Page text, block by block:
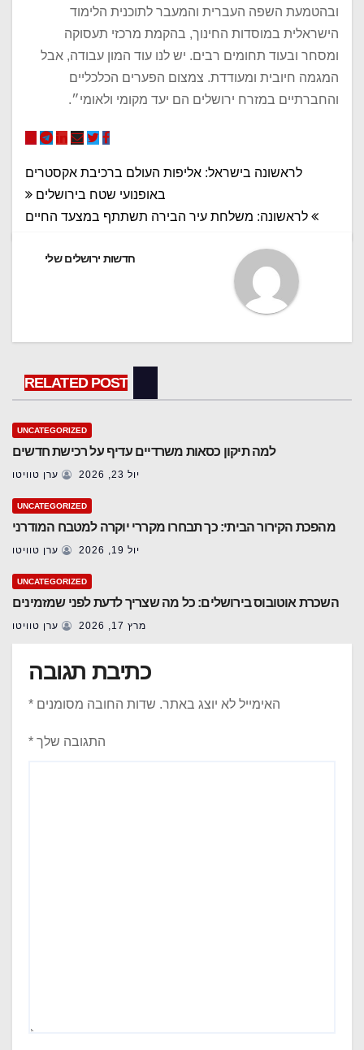
ובהטמעת השפה העברית והמעבר לתוכנית הלימוד
הישראלית במוסדות החינוך, בהקמת מרכזי תעסוקה
ומסחר ובעוד תחומים רבים. יש לנו עוד המון עבודה, אבל
המגמה חיובית ומעודדת. צמצום הפערים הכלכליים
והחברתיים במזרח ירושלים הם יעד מקומי ולאומי״.
ניווטלראשונה בישראל: אליפות העולם ברכיבת אקסטרים
באופנועי שטח בירושלים
לראשונה: משלחת עיר הבירה תשתתף במצעד החיים
חדשות ‫ירושלים שלי
RELATED POST
UNCATEGORIZED
למה תיקון כסאות משרדיים עדיף על רכישת חדשים
יול 23, 2026 ערן טוויטו
UNCATEGORIZED
מהפכת הקירור הביתי: כך תבחרו מקררי יוקרה למטבח המודרני
יול 19, 2026 ערן טוויטו
UNCATEGORIZED
השכרת אוטובוס בירושלים: כל מה שצריך לדעת לפני שמזמינים
מרץ 17, 2026 ערן טוויטו
כתיבת תגובה
האימייל לא יוצג באתר. שדות החובה מסומנים *
התגובה שלך *